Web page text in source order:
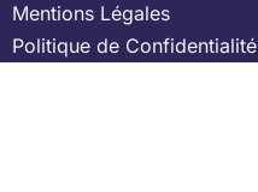
Mentions Légales
Politique de Confidentialité